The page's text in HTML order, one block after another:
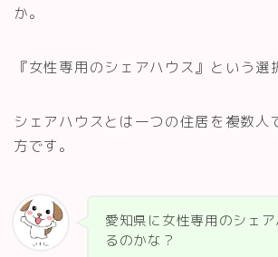
か。
『女性専用のシェアハウス』という選
シェアハウスとは一つの住居を複数人
方です。
愛知県に女性専用のシェ
るのかな？